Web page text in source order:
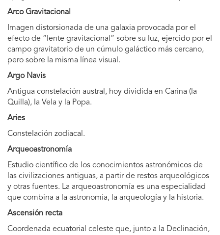
Arco Gravitacional
Imagen distorsionada de una galaxia provocada por el
efecto de “lente gravitacional” sobre su luz, ejercido por el
campo gravitatorio de un cúmulo galáctico más cercano,
pero sobre la misma línea visual.
Argo Navis
Antigua constelación austral, hoy dividida en Carina (la
Quilla), la Vela y la Popa.
Aries
Constelación zodiacal.
Arqueoastronomía
Estudio científico de los conocimientos astronómicos de
las civilizaciones antiguas, a partir de restos arqueológicos
y otras fuentes. La arqueoastronomía es una especialidad
que combina a la astronomía, la arqueología y la historia.
Ascensión recta
Coordenada ecuatorial celeste que, junto a la Declinación,